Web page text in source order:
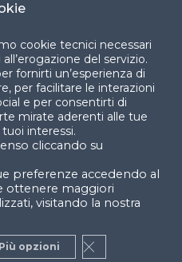
di Milano Dipartimento
cookie tecnici necessari
del servizio.
fornirti un’esperienza di
per facilitare le interazioni
e per consentirti di
mirate aderenti alle tue
interessi.
cliccando su
preferenze accedendo al
ottenere maggiori
visitando la nostra
Più opzioni Close GDPR